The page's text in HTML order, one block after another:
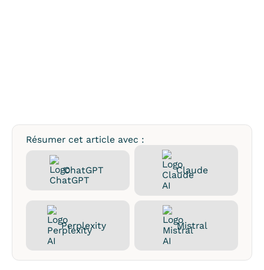
Résumer cet article avec :
ChatGPT Claude
Perplexity Mistral